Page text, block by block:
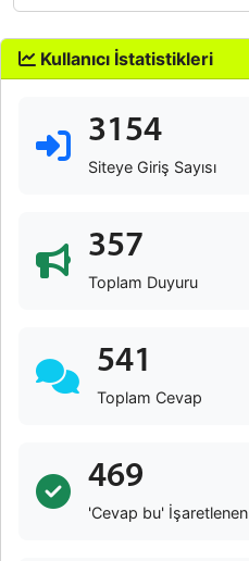
Kullanıcı İstatistikleri
3154
Siteye Giriş Sayısı
357
Toplam Duyuru
541
Toplam Cevap
469
'Cevap bu' İşaretlenen